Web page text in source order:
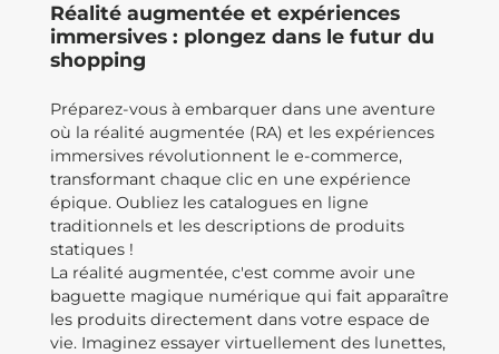
Réalité augmentée et expériences
immersives : plongez dans le futur du
shopping
Préparez-vous à embarquer dans une aventure
où la réalité augmentée (RA) et les expériences
immersives révolutionnent le e-commerce,
transformant chaque clic en une expérience
épique. Oubliez les catalogues en ligne
traditionnels et les descriptions de produits
statiques !
La réalité augmentée, c'est comme avoir une
baguette magique numérique qui fait apparaître
les produits directement dans votre espace de
vie. Imaginez essayer virtuellement des lunettes,